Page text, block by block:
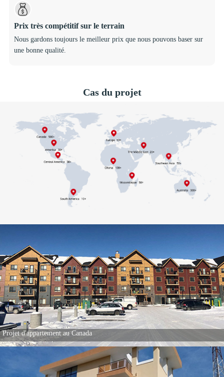
Prix ​​très compétitif sur le terrain
Nous gardons toujours le meilleur prix que nous pouvons baser sur
une bonne qualité.
Cas du projet
80 appartements populaires au Kenya